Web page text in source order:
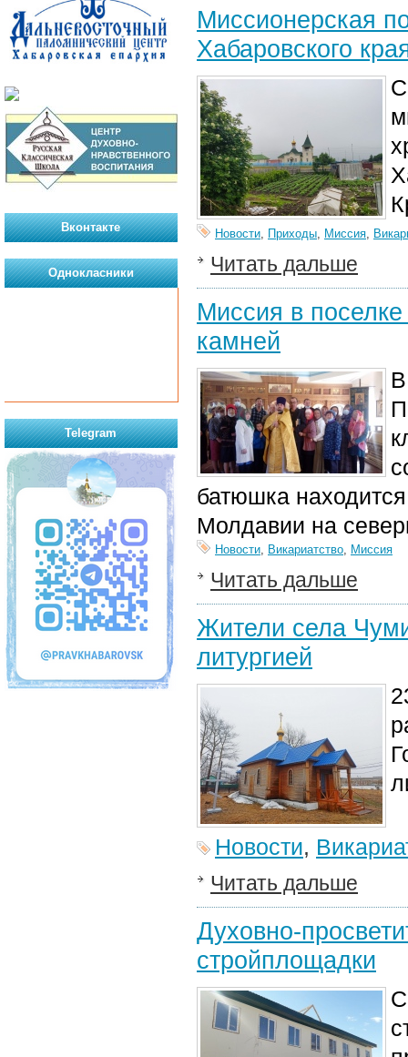
Миссионерская
Хабаровского
Новости, Приходы, Миссия,
Читать дальше
Миссия в
камней
батюшка
Молдавии на
Новости, Викариатство, Миссия
Читать дальше
Жители села
литургией
Новости,
Читать дальше
Духовно-
стройплощадки
Вконтакте
Однокласники
Telegram